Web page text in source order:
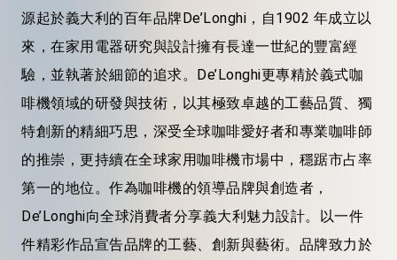
源起於義大利的百年品牌De’Longhi，自1902 年成立以
來，在家用電器研究與設計擁有長達一世紀的豐富經
驗，並執著於細節的追求。De’Longhi更專精於義式咖
啡機領域的研發與技術，以其極致卓越的工藝品質、獨
特創新的精細巧思，深受全球咖啡愛好者和專業咖啡師
的推崇，更持續在全球家用咖啡機市場中，穩踞市占率
第一的地位。作為咖啡機的領導品牌與創造者，
De’Longhi向全球消費者分享義大利魅力設計。以一件
件精彩作品宣告品牌的工藝、創新與藝術。品牌致力於